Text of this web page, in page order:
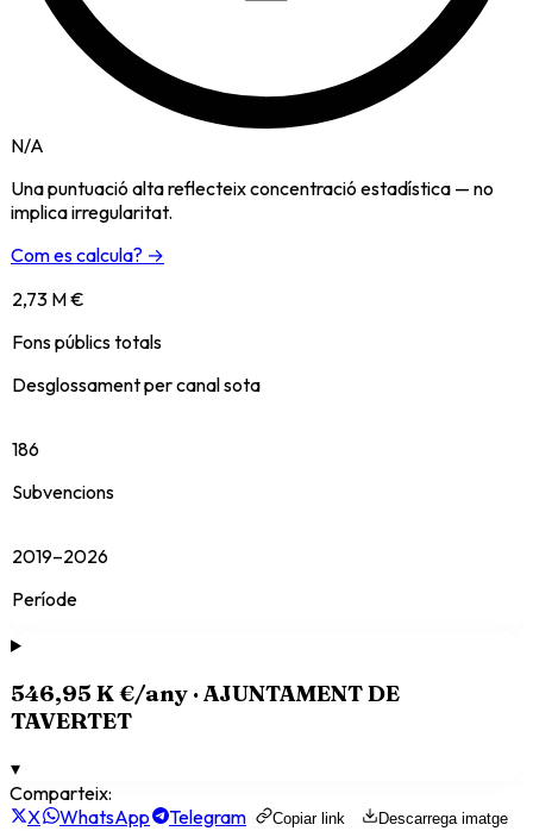
N/A
Una puntuació alta reflecteix concentració estadística — no
implica irregularitat.
Com es calcula? →
2,73 M €
Fons públics totals
Desglossament per canal sota
186
Subvencions
2019–2026
Període
546,95 K €/any ·AJUNTAMENT DE
TAVERTET
▾
Comparteix:
X
WhatsApp Telegram Copiar link Descarrega imatge